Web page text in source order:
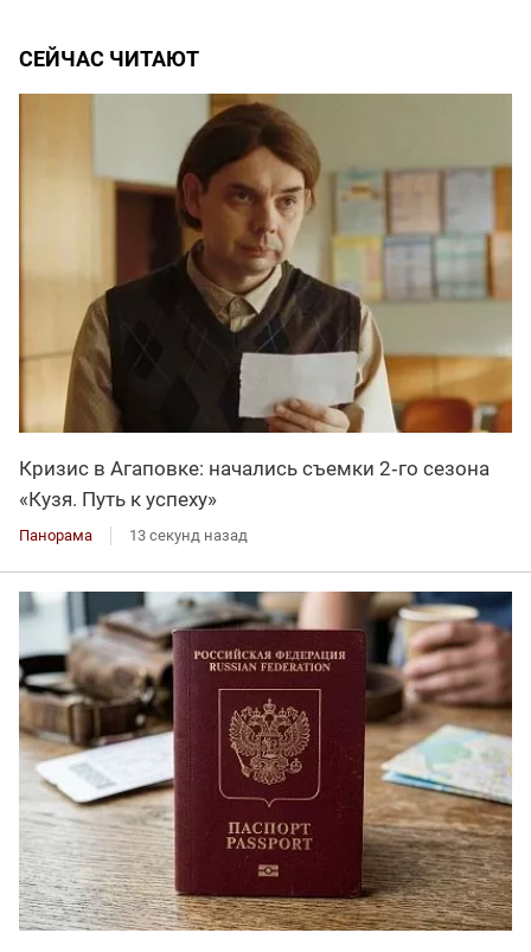
СЕЙЧАС ЧИТАЮТ
Кризис в Агаповке: начались съемки 2‑го сезона
«Кузя. Путь к успеху»
Панорама 13 секунд назад